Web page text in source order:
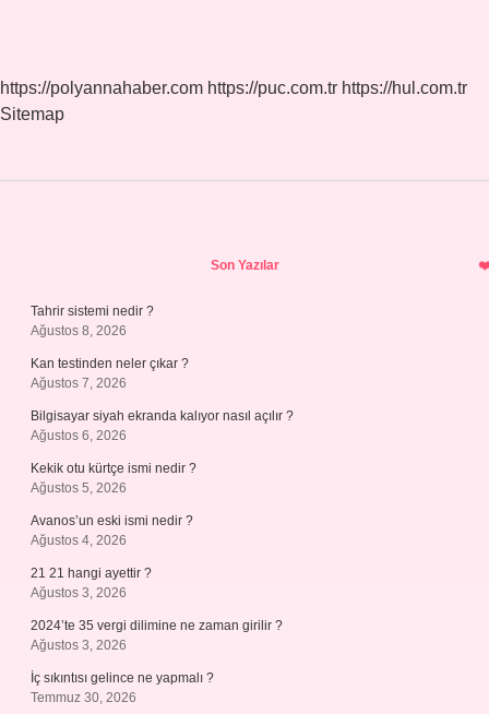
https://polyannahaber.com https://puc.com.tr https://hul.com.tr
Sitemap
Son Yazılar
Tahrir sistemi nedir ?
Ağustos 8, 2026
Kan testinden neler çıkar ?
Ağustos 7, 2026
Bilgisayar siyah ekranda kalıyor nasıl açılır ?
Ağustos 6, 2026
Kekik otu kürtçe ismi nedir ?
Ağustos 5, 2026
Avanos’un eski ismi nedir ?
Ağustos 4, 2026
21 21 hangi ayettir ?
Ağustos 3, 2026
2024’te 35 vergi dilimine ne zaman girilir ?
Ağustos 3, 2026
İç sıkıntısı gelince ne yapmalı ?
Temmuz 30, 2026